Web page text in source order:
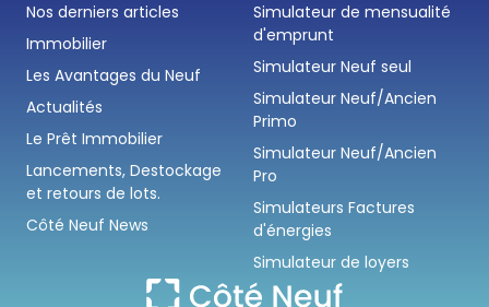
Nos derniers articles
Immobilier
Les Avantages du Neuf
Actualités
Le Prêt Immobilier
Lancements, Destockage
et retours de lots.
Côté Neuf News
Simulateur de mensualité
d'emprunt
Simulateur Neuf seul
Simulateur Neuf/Ancien
Primo
Simulateur Neuf/Ancien
Pro
Simulateurs Factures
d'énergies
Simulateur de loyers